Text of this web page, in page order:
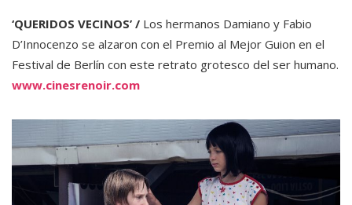
‘QUERIDOS VECINOS’ / Los hermanos Damiano y Fabio
D’Innocenzo se alzaron con el Premio al Mejor Guion en el
Festival de Berlín con este retrato grotesco del ser humano.
www.cinesrenoir.com